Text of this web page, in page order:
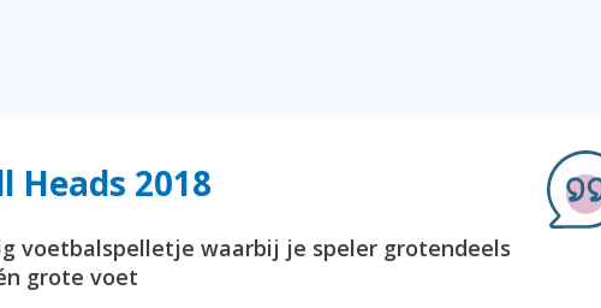
Heads 2018
voetbalspelletje waarbij je speler grotendeels
grote voet